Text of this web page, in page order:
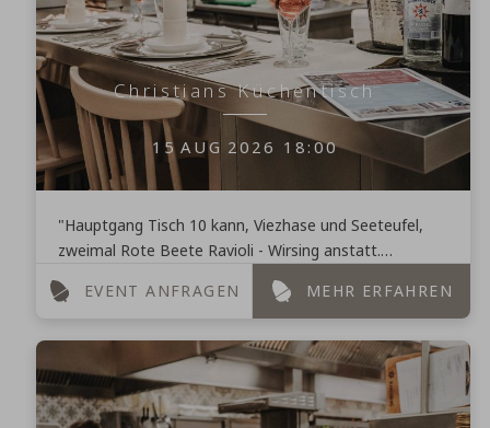
Christians Küchentisch
15 AUG 2026 18:00
"Hauptgang Tisch 10 kann, Viezhase und Seeteufel,
zweimal Rote Beete Ravioli - Wirsing anstatt.
Vorspeise Tisch 22, wie lange? 2 Minuten und Suppe
kann!" ...EVENT ANFRAGEN MEHR ERFAHREN